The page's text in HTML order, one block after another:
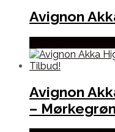
Avignon
Avignon
–